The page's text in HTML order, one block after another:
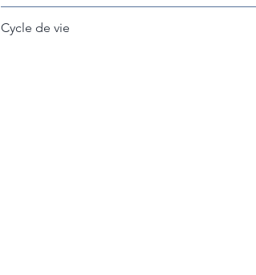
Cycle de vie